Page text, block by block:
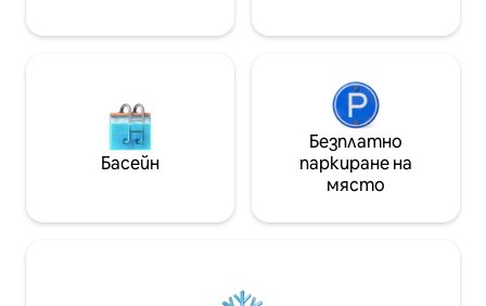
Басейн
Безплатно
паркиране на
място